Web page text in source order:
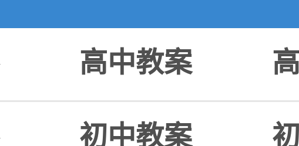
高中教案
初中教案